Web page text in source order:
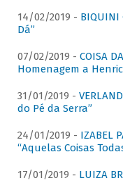
14/02/2019 - BIQUINI
Dá”
07/02/2019 - COISA
Homenagem a
31/01/2019 -
do Pé da Serra”
24/01/2019 - IZABEL
“Aquelas Coisas
17/01/2019 - LUIZA